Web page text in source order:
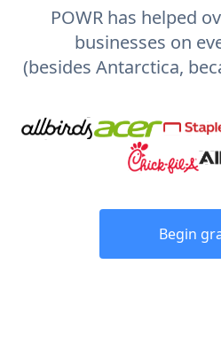
POWR has helped
businesses on
(besides Antarctica,
Begin